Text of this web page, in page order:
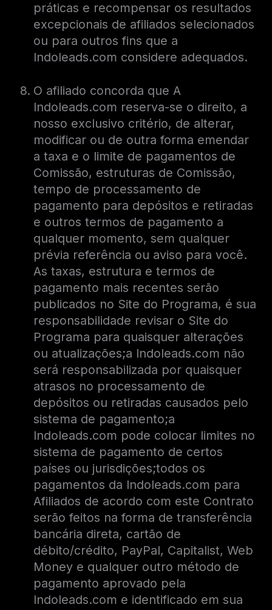
práticas e recompensar os resultados
excepcionais de afiliados selecionados
ou para outros fins que a
Indoleads.com considere adequados.
O afiliado concorda que A
Indoleads.com reserva-se o direito, a
nosso exclusivo critério, de alterar,
modificar ou de outra forma emendar
a taxa e o limite de pagamentos de
Comissão, estruturas de Comissão,
tempo de processamento de
pagamento para depósitos e retiradas
e outros termos de pagamento a
qualquer momento, sem qualquer
prévia referência ou aviso para você.
As taxas, estrutura e termos de
pagamento mais recentes serão
publicados no Site do Programa, é sua
responsabilidade revisar o Site do
Programa para quaisquer alterações
ou atualizações;a Indoleads.com não
será responsabilizada por quaisquer
atrasos no processamento de
depósitos ou retiradas causados ​​pelo
sistema de pagamento;a
Indoleads.com pode colocar limites no
sistema de pagamento de certos
países ou jurisdições;todos os
pagamentos da Indoleads.com para
Afiliados de acordo com este Contrato
serão feitos na forma de transferência
bancária direta, cartão de
débito/crédito, PayPal, Capitalist, Web
Money e qualquer outro método de
pagamento aprovado pela
Indoleads.com e identificado em sua